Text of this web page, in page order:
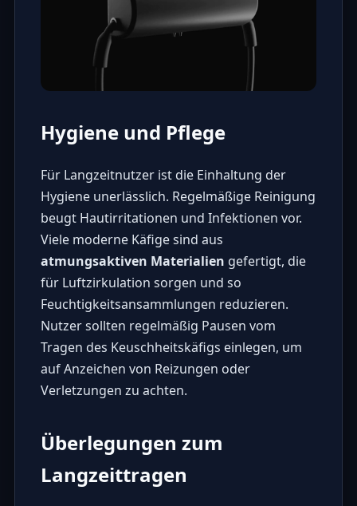
Hygiene und Pflege
Für Langzeitnutzer ist die Einhaltung der
Hygiene unerlässlich. Regelmäßige Reinigung
beugt Hautirritationen und Infektionen vor.
Viele moderne Käfige sind aus
atmungsaktiven Materialien gefertigt, die
für Luftzirkulation sorgen und so
Feuchtigkeitsansammlungen reduzieren.
Nutzer sollten regelmäßig Pausen vom
Tragen des Keuschheitskäfigs einlegen, um
auf Anzeichen von Reizungen oder
Verletzungen zu achten.
Überlegungen zum
Langzeittragen